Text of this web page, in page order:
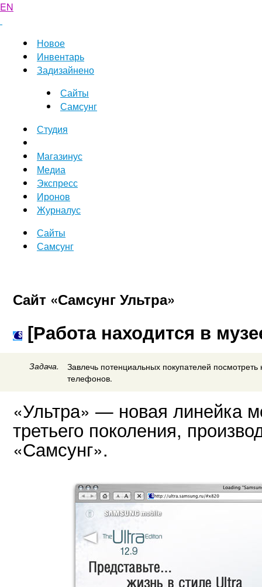
EN
Новое
Инвентарь
Задизайнено
Сайты
Самсунг
Студия
Магазинус
Медиа
Экспресс
Иронов
Журналус
Сайты
Самсунг
Сайт «Самсунг Ультра»
[Работа находится в
Задача.
Завлечь потенциальных покупателей
телефонов.
«Ультра» — новая линейка
третьего поколения,
«Самсунг».